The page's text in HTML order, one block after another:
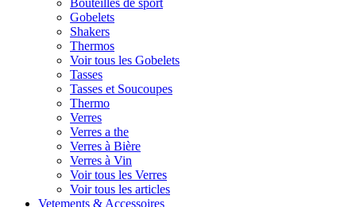
Bouteilles de sport
Gobelets
Shakers
Thermos
Voir tous les Gobelets
Tasses
Tasses et Soucoupes
Thermo
Verres
Verres a the
Verres à Bière
Verres à Vin
Voir tous les Verres
Voir tous les articles
Vetements & Accessoires